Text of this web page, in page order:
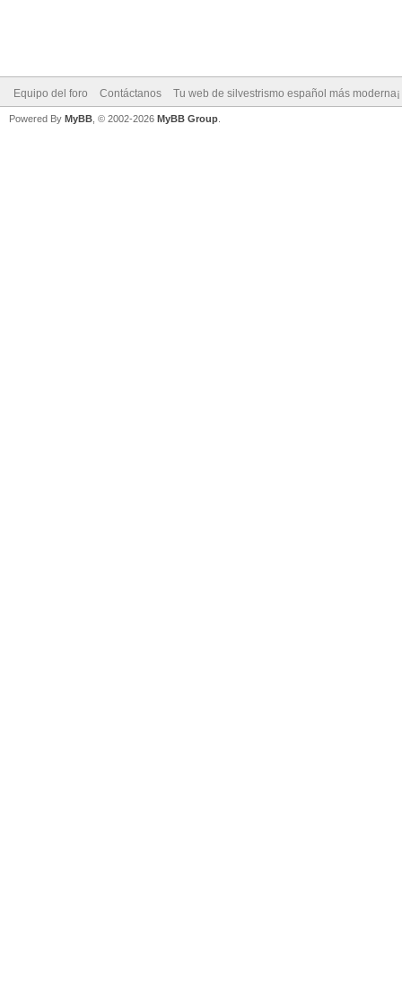
Equipo del foro Contáctanos Tu web de silvestrismo español más moderna¡
Powered By MyBB , © 2002-2026 MyBB Group